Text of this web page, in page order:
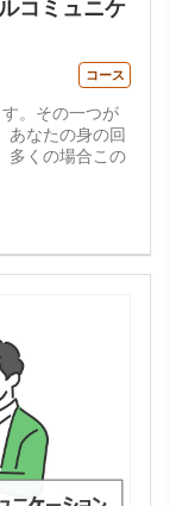
コミュニケ
コース
。その一つが
あなたの身の回
多くの場合この